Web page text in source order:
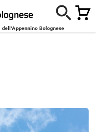
Bolognese